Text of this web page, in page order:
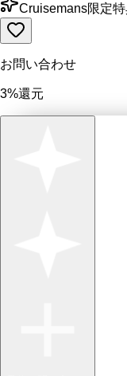
Cruisemans限定
お問い合わせ
3%還元